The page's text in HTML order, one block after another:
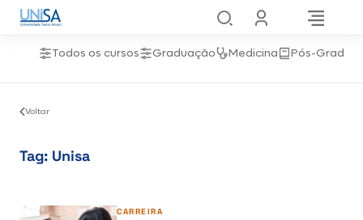
Todos os cursos Graduação Medicina Pós-
Voltar
Tag: Unisa
CARREIRA